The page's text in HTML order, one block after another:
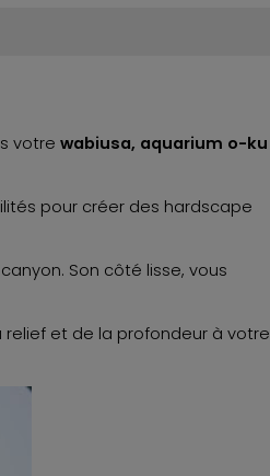
votre wabiusa, aquarium o-ku
pour créer des hardscape
Son côté lisse, vous
et de la profondeur à votre